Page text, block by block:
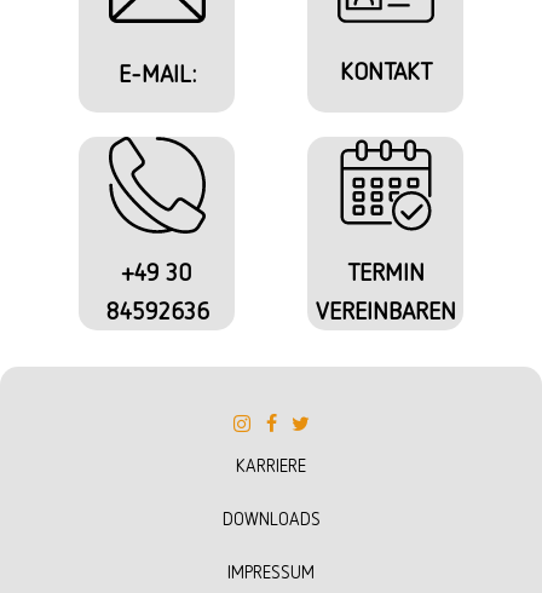
E-MAIL: KONTAKT
+49 30
84592636
TERMIN
VEREINBAREN
KARRIERE
DOWNLOADS
IMPRESSUM